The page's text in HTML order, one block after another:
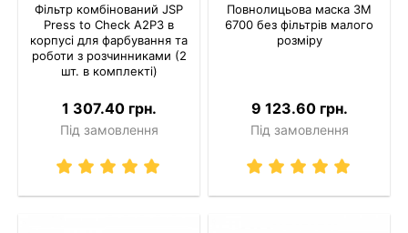
Фільтр комбінований JSP
Press to Check A2P3 в
корпусі для фарбування та
роботи з розчинниками (2
шт. в комплекті)
1 307.40 грн.
Під замовлення
Повнолицьова маска 3M
6700 без фільтрів малого
розміру
9 123.60 грн.
Під замовлення